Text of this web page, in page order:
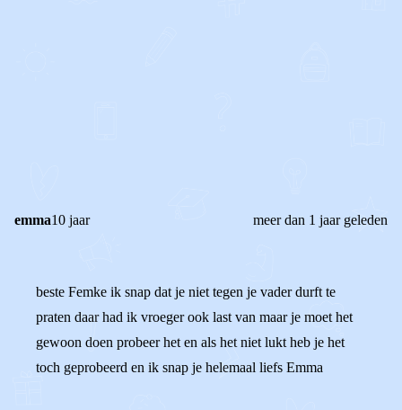
emma10 jaar meer dan 1 jaar geleden
beste Femke ik snap dat je niet tegen je vader durft te
praten daar had ik vroeger ook last van maar je moet het
gewoon doen probeer het en als het niet lukt heb je het
toch geprobeerd en ik snap je helemaal liefs Emma